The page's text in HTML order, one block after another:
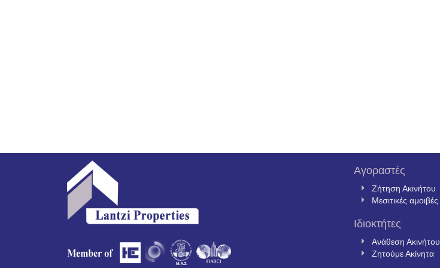
Αγοραστές
Ζήτηση Ακινήτου
Μεσιτικές αμοιβές
Ιδιοκτήτες
Ανάθεση Ακινήτου
Ζητούμε Ακίνητα